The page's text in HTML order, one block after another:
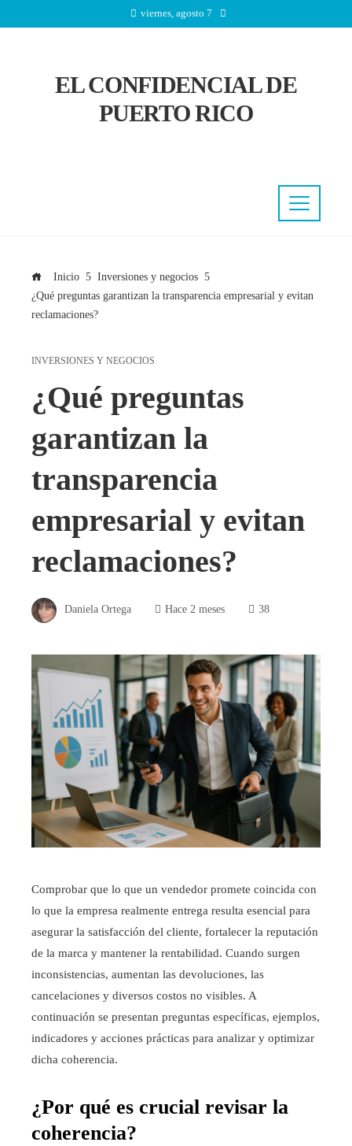
viernes, agosto 7
EL CONFIDENCIAL DE
PUERTO RICO
Inicio
Inversiones y negocios
¿Qué preguntas garantizan la transparencia empresarial y evitan
reclamaciones?
INVERSIONES Y NEGOCIOS
¿Qué preguntas
garantizan la
transparencia
empresarial y evitan
reclamaciones?
Daniela Ortega Hace 2 meses 38
Comprobar que lo que un vendedor promete coincida con
lo que la empresa realmente entrega resulta esencial para
asegurar la satisfacción del cliente, fortalecer la reputación
de la marca y mantener la rentabilidad. Cuando surgen
inconsistencias, aumentan las devoluciones, las
cancelaciones y diversos costos no visibles. A
continuación se presentan preguntas específicas, ejemplos,
indicadores y acciones prácticas para analizar y optimizar
dicha coherencia.
¿Por qué es crucial revisar la
coherencia?